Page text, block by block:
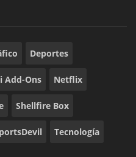
Deportes
Add-Ons Netflix
Shellfire Box
Tecnología